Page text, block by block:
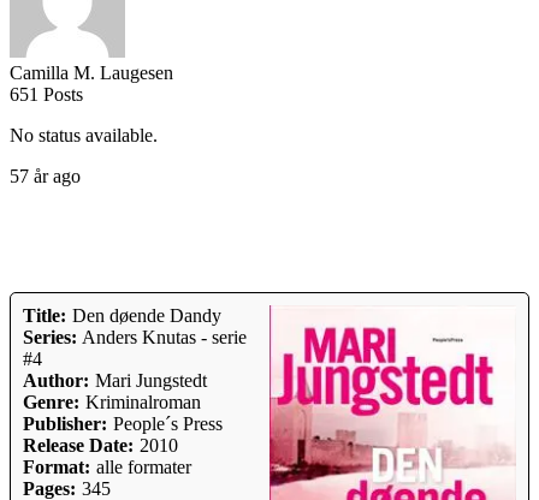
Camilla M. Laugesen
651 Posts
No status available.
57 år ago
Title: Den døende Dandy
Series: Anders Knutas - serie
#4
Author: Mari Jungstedt
Genre: Kriminalroman
Publisher: People´s Press
Release Date: 2010
Format: alle formater
Pages: 345